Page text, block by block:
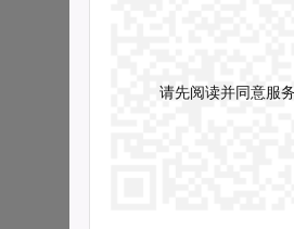
请先阅读并同意服